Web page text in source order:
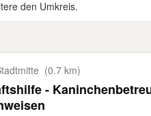
den Umkreis.
(0.7 km)
-